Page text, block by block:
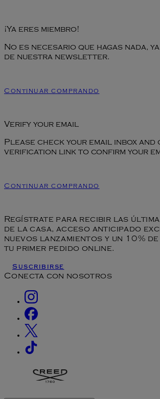
¡Ya eres miembro!
No es necesario que hagas nada,
de nuestra newsletter.
Continuar comprando
Verify your email
Please check your email inbox
verification link to confirm your
Continuar comprando
Regístrate para recibir las
de la casa, acceso anticipado
nuevos lanzamientos y un 10%
tu primer pedido online.
Suscribirse
Conecta con nosotros